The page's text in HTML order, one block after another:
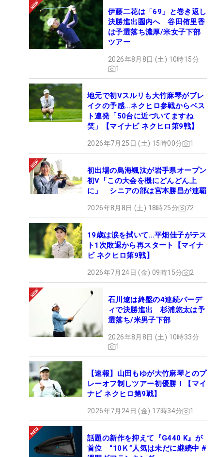
伊藤二花は「69」と巻き返し
決勝進出圏内へ 谷田侑里香
は予選落ち濃厚/米女子下部
ツアー
2026年8月8日 (土) 10時15分
1
地元で初Vスルリも大竹麻琴がブレ
イクの予感…ネクヒロ参戦からベス
ト連発「50台に近づいてますね
笑」【マイナビ ネクヒロ第9戦】
2026年7月25日 (土) 15時00分 1
初出場の鳥海颯汰が岩手県オープン
初V「この大会を機にどんどん上
に」 シニアの部は宮本勝昌が連覇
2026年8月8日 (土) 18時25分 72
19歳は涙を拭いて…平畑佳子がテス
ト1次敗退から再スタート【マイナ
ビ ネクヒロ第9戦】
2026年7月24日 (金) 09時15分 2
石川遼は終盤の4連続バーデ
ィで決勝進出 杉浦悠太は予
選落ち/米男子下部
2026年8月8日 (土) 10時33分
1
【速報】山田もゆが大竹麻琴とのプ
レーオフ制しツアー初優勝！【マイ
ナビ ネクヒロ第9戦】
2026年7月24日 (金) 17時34分 1
話題の新作を抑えて『G440 K』が
首位 “10Ｋ”人気は未だに継続中 #